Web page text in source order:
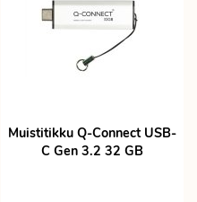
Muistitikku Q-Connect USB-
C Gen 3.2 32 GB